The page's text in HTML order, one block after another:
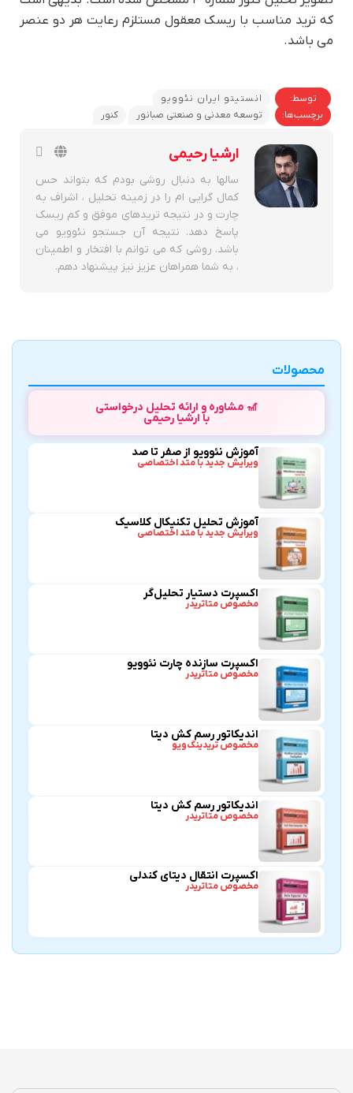
که ترید مناسب با ریسک معقول مستلزم رعایت هر دو عنصر
می باشد.
توسط:
انستیتو ایران نئوویو
برچسب‌ها:
توسعه معدنی و صنعتی صبانور کنور
ارشیا رحیمی
سالها به دنبال روشی بودم که بتواند حس
کمال گرایی ام را در زمینه تحلیل ، اشراف به
چارت و در نتیجه تریدهای موفق و کم ریسک
پاسخ دهد. نتیجه آن جستجو نئوویو می
باشد. روشی که می توانم با افتخار و اطمینان
، به شما همراهان عزیز نیز پیشنهاد دهم.
محصولات
🎢 مشاوره و ارائه تحلیل درخواستی
با ارشیا رحیمی
آموزش نئوویو از صفر تا صد
ویرایش جدید با متد اختصاصی
آموزش تحلیل تکنیکال کلاسیک
ویرایش جدید با متد اختصاصی
اکسپرت دستیار تحلیل‌گر
مخصوص متاتریدر
اکسپرت سازنده چارت نئوویو
مخصوص متاتریدر
اندیکاتور رسم کش دیتا
مخصوص تریدینگ‌ویو
اندیکاتور رسم کش دیتا
مخصوص متاتریدر
اکسپرت انتقال دیتای کندلی
مخصوص متاتریدر